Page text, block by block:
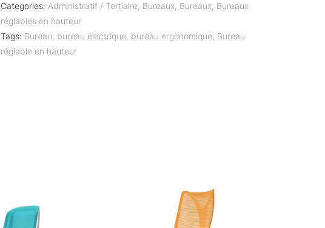
Categories: Administratif / Tertiaire, Bureaux, Bureaux, Bureaux
réglables en hauteur
Tags: Bureau, bureau électrique, bureau ergonomique, Bureau
réglable en hauteur